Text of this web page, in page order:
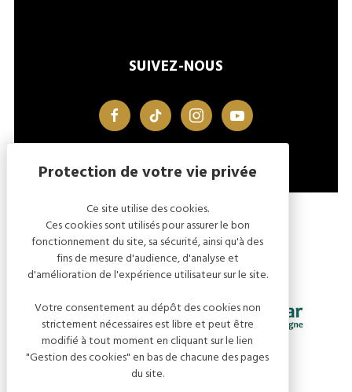
SUIVEZ-NOUS
facebooktiktok instagramyoutube
MENTIONS LÉGALES GESTION DES COOKIES
Ce site utilise des cookies.
Ces cookies sont utilisés pour assurer le bon
fonctionnement du site, sa sécurité, ainsi qu'à des
fins de mesure d'audience, d'analyse et
d'amélioration de l'expérience utilisateur sur le site.
Votre consentement au dépôt des cookies non
strictement nécessaires est libre et peut être
modifié à tout moment en cliquant sur le lien
"Gestion des cookies" en bas de chacune des pages
du site.